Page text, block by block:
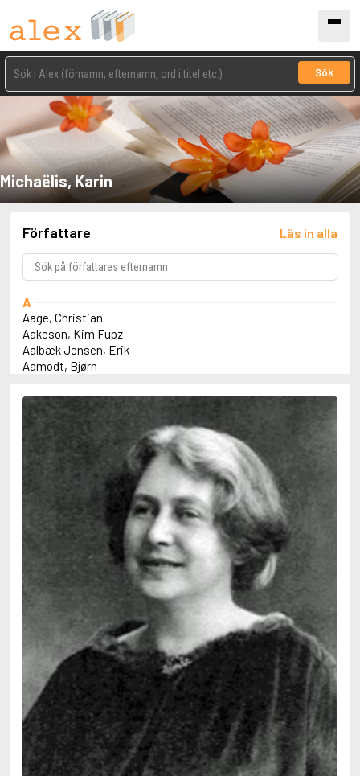
Sök
Michaëlis, Karin
Författare Läs in alla
A
Aage, Christian
Aakeson, Kim Fupz
Aalbæk Jensen, Erik
Aamodt, Bjørn
Abbey, Kieran
Abbot, Anthony
Abbott, John
Abbott, Megan
Abdel-Fattah, Randa
Abdolah, Kader
Abé, Kobo
Abedi, Isabel
Abele, Inga
Abgarjan, Narine
Abish, Walter
Aboulela, Leila
Abrahams, Peter (f. 1919)
Abrahams, Peter (f. 1947)
Abrahamson, Emmy
Abse, Dannie
Abu-Jaber, Diana
Abulhawa, Susan
Aburas, Lone
Achebe, Chinua
Achmatova, Anna
Aciman, André
Ackebo, Lena
Acker, Kathy